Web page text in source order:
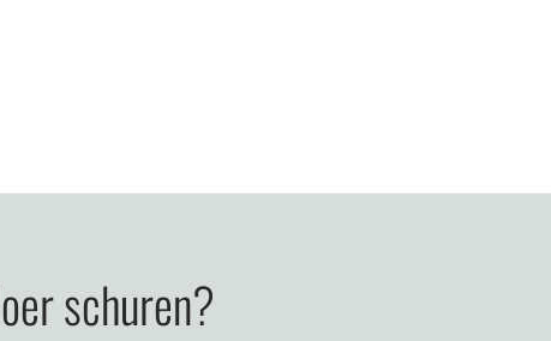
schuren?